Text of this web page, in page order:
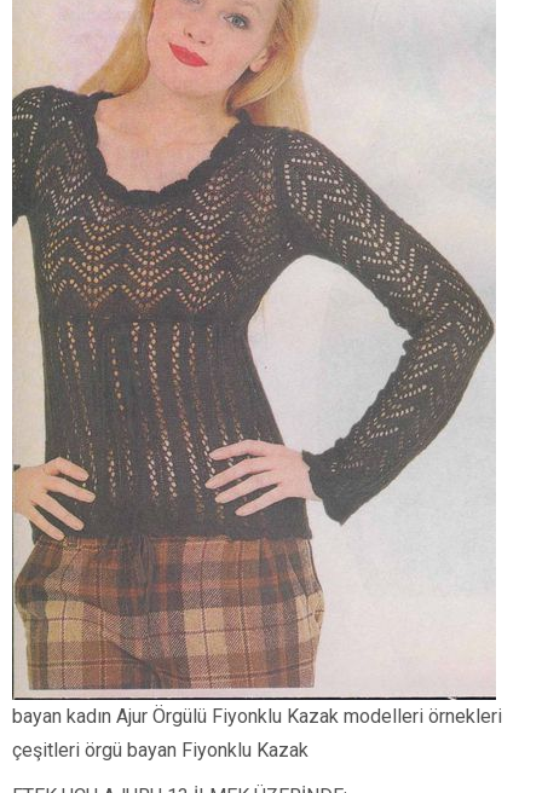
bayan kadın Ajur Örgülü Fiyonklu Kazak modelleri örnekleri
çeşitleri örgü bayan Fiyonklu Kazak